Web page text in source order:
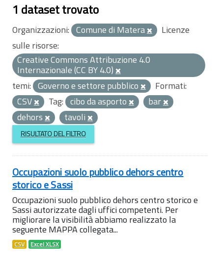
1 dataset trovato
Organizzazioni: Comune di Matera
Licenze
sulle risorse:
Creative Commons Attribuzione 4.0
Internazionale (CC BY 4.0)
temi: Governo e settore pubblico
Formati:
CSV
Tag: cibo da asporto
bar
dehors
tavoli
RISULTATO DEL FILTRO
Occupazioni suolo pubblico dehors centro
storico e Sassi
Occupazioni suolo pubblico dehors centro storico e
Sassi autorizzate dagli uffici competenti. Per
migliorare la visibilità abbiamo realizzato la
seguente MAPPA collegata...
CSV Excel XLSX